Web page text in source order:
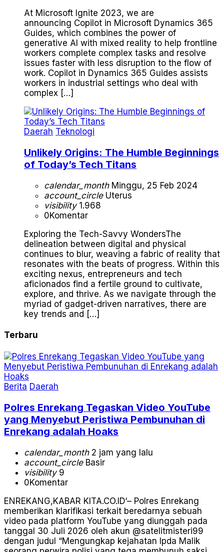
At Microsoft Ignite 2023, we are
announcing Copilot in Microsoft Dynamics 365
Guides, which combines the power of
generative AI with mixed reality to help frontline
workers complete complex tasks and resolve
issues faster with less disruption to the flow of
work. Copilot in Dynamics 365 Guides assists
workers in industrial settings who deal with
complex […]
Daerah Teknologi
Unlikely Origins: The Humble Beginnings
of Today’s Tech Titans
calendar_monthMinggu, 25 Feb 2024
account_circleUterus
visibility1.968
0Komentar
Exploring the Tech-Savvy WondersThe
delineation between digital and physical
continues to blur, weaving a fabric of reality that
resonates with the beats of progress. Within this
exciting nexus, entrepreneurs and tech
aficionados find a fertile ground to cultivate,
explore, and thrive. As we navigate through the
myriad of gadget-driven narratives, there are
key trends and […]
Terbaru
Berita Daerah
Polres Enrekang Tegaskan Video YouTube
yang Menyebut Peristiwa Pembunuhan di
Enrekang adalah Hoaks
calendar_month2 jam yang lalu
account_circleBasir
visibility9
0Komentar
ENREKANG,KABAR KITA.CO.ID‘– Polres Enrekang
memberikan klarifikasi terkait beredarnya sebuah
video pada platform YouTube yang diunggah pada
tanggal 30 Juli 2026 oleh akun @satelitmisteri99
dengan judul “Mengungkap kejahatan Ipda Malik